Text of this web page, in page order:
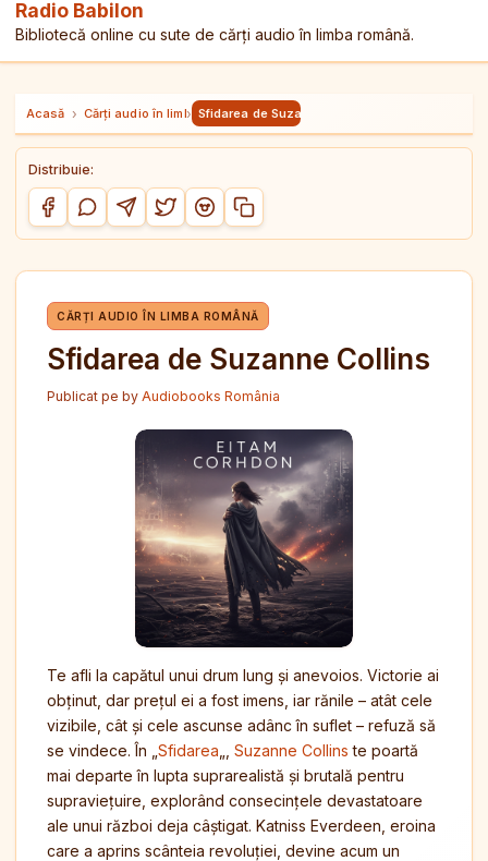
Radio Babilon
Bibliotecă online cu sute de cărți audio în limba română.
Acasă › Cărți audio în limba română
› Sfidarea de Suzanne Collins
Distribuie:
Distribuie pe Facebook
Distribuie pe WhatsApp
Distribuie pe Telegram
Distribuie pe Twitter/X
Distribuie pe Reddit
Copiază link-ul
CĂRȚI AUDIO ÎN LIMBA ROMÂNĂ
Sfidarea de Suzanne Collins
Publicat pe by Audiobooks România
Te afli la capătul unui drum lung și anevoios. Victorie ai
obținut, dar prețul ei a fost imens, iar rănile – atât cele
vizibile, cât și cele ascunse adânc în suflet – refuză să
se vindece. În „ Sfidarea Suzanne Collins te poartă
mai departe în lupta suprarealistă și brutală pentru
supraviețuire, explorând consecințele devastatoare
ale unui război deja câștigat. Katniss Everdeen, eroina
care a aprins scânteia revoluției, devine acum un